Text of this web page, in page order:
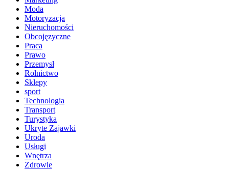
Moda
Motoryzacja
Nieruchomości
Obcojęzyczne
Praca
Prawo
Przemysł
Rolnictwo
Sklepy
sport
Technologia
Transport
Turystyka
Ukryte Zajawki
Uroda
Usługi
Wnętrza
Zdrowie